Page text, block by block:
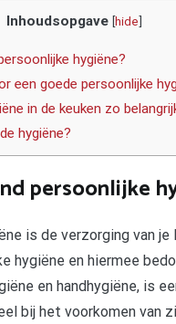
Inhoudsopgave [hide]
hygiëne?
een goede persoonlijke
in de keuken zo
hygiëne?
persoonlijke
is de verzorging van je
hygiëne en hiermee
en handhygiëne, is
bij het voorkomen van